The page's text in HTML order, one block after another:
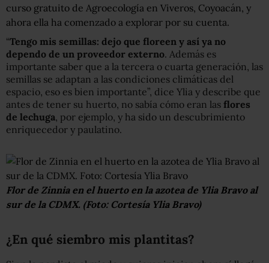
curso gratuito de Agroecología en Viveros, Coyoacán, y
ahora ella ha comenzado a explorar por su cuenta.
“Tengo mis semillas: dejo que floreen y así ya no
dependo de un proveedor externo. Además es
importante saber que a la tercera o cuarta generación, las
semillas se adaptan a las condiciones climáticas del
espacio, eso es bien importante”, dice Ylia y describe que
antes de tener su huerto, no sabía cómo eran las flores
de lechuga , por ejemplo, y ha sido un descubrimiento
enriquecedor y paulatino.
Flor de Zinnia en el huerto en la azotea de Ylia Bravo al
sur de la CDMX. (Foto: Cortesía Ylia Bravo)
¿En qué siembro mis plantitas?